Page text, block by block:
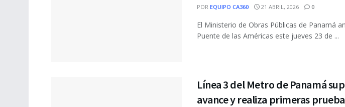
POR EQUIPO CA360 21 ABRIL, 2026 0
El Ministerio de Obras Públicas de Panamá
Puente de las Américas este jueves 23 de ...
Línea 3 del Metro de Panamá
avance y realiza primeras